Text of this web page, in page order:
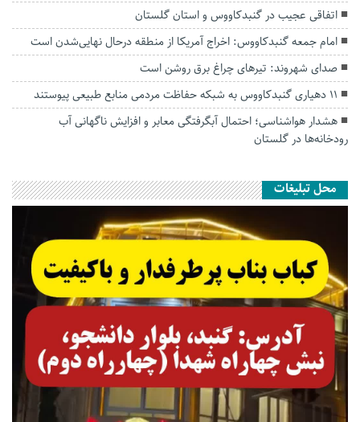
اتفاقی عجیب در‌ گنبدکاووس و استان گلستان
امام جمعه گنبدکاووس: اخراج آمریکا از منطقه درحال نهایی‌شدن است
صدای شهروند: تیرهای چراغ برق روشن است
۱۱ دهیاری گنبدکاووس به شبکه حفاظت مردمی منابع طبیعی پیوستند
هشدار هواشناسی؛ احتمال آبگرفتگی معابر و افزایش ناگهانی آب
رودخانه‌ها در گلستان
محل تبلیغات